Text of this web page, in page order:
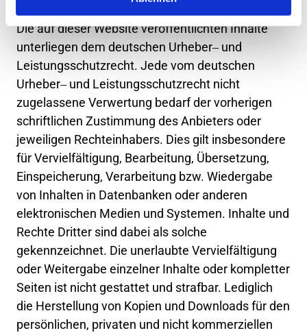
Die auf dieser Website veröffentlichten
Inhalte
unterliegen dem deutschen Urheber‒
Leistungsschutzrecht. Jede vom
Urheber‒ und Leistungsschutzrecht
zugelassene Verwertung bedarf der
schriftlichen Zustimmung des Anbieters
jeweiligen Rechteinhabers. Dies gilt
für Vervielfältigung, Bearbeitung,
Einspeicherung, Verarbeitung bzw.
von Inhalten in Datenbanken oder
elektronischen Medien und Systemen. Inhalte
Rechte Dritter sind dabei als
gekennzeichnet. Die unerlaubte
oder Weitergabe einzelner Inhalte oder
Seiten ist nicht gestattet und strafbar.
die Herstellung von Kopien und Downloads für
persönlichen, privaten und nicht